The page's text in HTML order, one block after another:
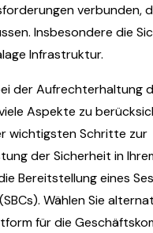
verbunden,
Insbesondere die
Infrastruktur.
der Aufrechterhaltung
Aspekte zu
wichtigsten Schritte zur
der Sicherheit in
Bereitstellung eines
Wählen Sie
für die